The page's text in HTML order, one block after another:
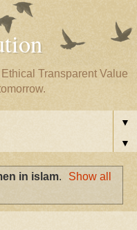
Transparent Value
▼
▼
in islam.
Show all